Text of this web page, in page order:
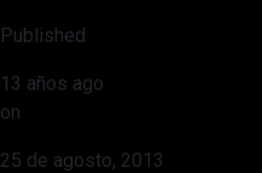
Published
13 años ago
on
25 de agosto, 2013